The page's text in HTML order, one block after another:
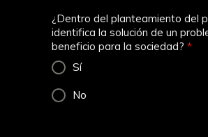
¿Dentro del planteamiento del
identifica la solución de un
beneficio para la sociedad? *
Sí
No